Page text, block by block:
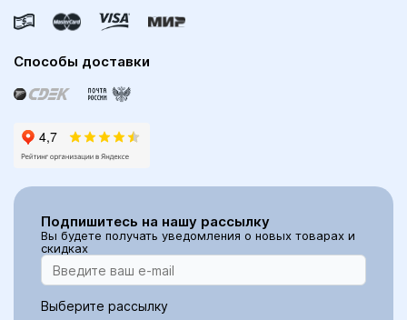
Способы доставки
Подпишитесь на нашу рассылку
Вы будете получать уведомления о новых товарах и
скидках
Выберите рассылку